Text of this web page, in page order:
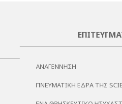
ΑΝΑΓΈΝΝΗΣΗ
ΠΝΕΥΜΑΤΙΚΉ ΈΔΡΑ ΤΗΣ